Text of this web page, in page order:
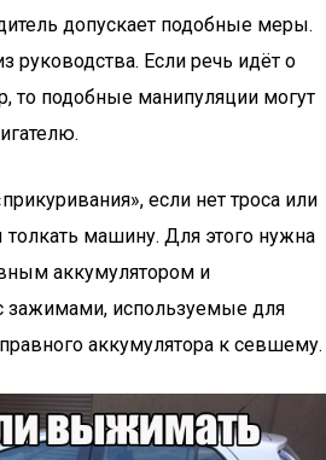
допускает подобные меры.
руководства. Если речь идёт о
то подобные манипуляции могут
если нет троса или
машину. Для этого нужна
аккумулятором и
зажимами, используемые для
аккумулятора к севшему.